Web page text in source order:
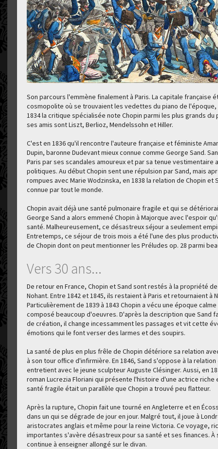
Son parcours l'emmène finalement à Paris. La capitale française
cosmopolite où se trouvaient les vedettes du piano de l'époque,
1834 la critique spécialisée note Chopin parmi les plus grands
ses amis sont Liszt, Berlioz, Mendelssohn et Hiller.
C'est en 1836 qu'il rencontre l'auteure française et féministe
Dupin, baronne Dudevant mieux connue comme George Sand.
Paris par ses scandales amoureux et par sa tenue vestimentaire
politiques. Au début Chopin sent une répulsion par Sand, mais
rompues avec Marie Wodzinska, en 1838 la relation de Chopin et
connue par tout le monde.
Chopin avait déjà une santé pulmonaire fragile et qui se
George Sand a alors emmené Chopin à Majorque avec l'espoir
santé. Malheureusement, ce désastreux séjour a seulement
Entretemps, ce séjour de trois mois a été l'une des plus
de Chopin dont on peut mentionner les Préludes op. 28 parmi
Vers 30 ans...
De retour en France, Chopin et Sand sont restés à la propriété
Nohant. Entre 1842 et 1845, ils restaient à Paris et retournaient à
Particulièrement de 1839 à 1843 Chopin a vécu une époque
composé beaucoup d'oeuvres. D'après la description que Sand
de création, il change incessamment les passages et vit cette
émotions qui le font verser des larmes et des soupirs.
La santé de plus en plus frêle de Chopin détériore sa relation
à son tour office d'infirmière. En 1846, Sand s'oppose à la
entretient avec le jeune sculpteur Auguste Clésinger. Aussi, en
roman Lucrezia Floriani qui présente l'histoire d'une actrice riche
santé fragile était un parallèle que Chopin a trouvé peu flatteur.
Après la rupture, Chopin fait une tourné en Angleterre et en
dans un qui se dégrade de jour en jour. Malgré tout, il joue à
aristocrates anglais et même pour la reine Victoria. Ce voyage,
importantes s'avère désastreux pour sa santé et ses finances. À
continue à enseigner allongé sur le divan.